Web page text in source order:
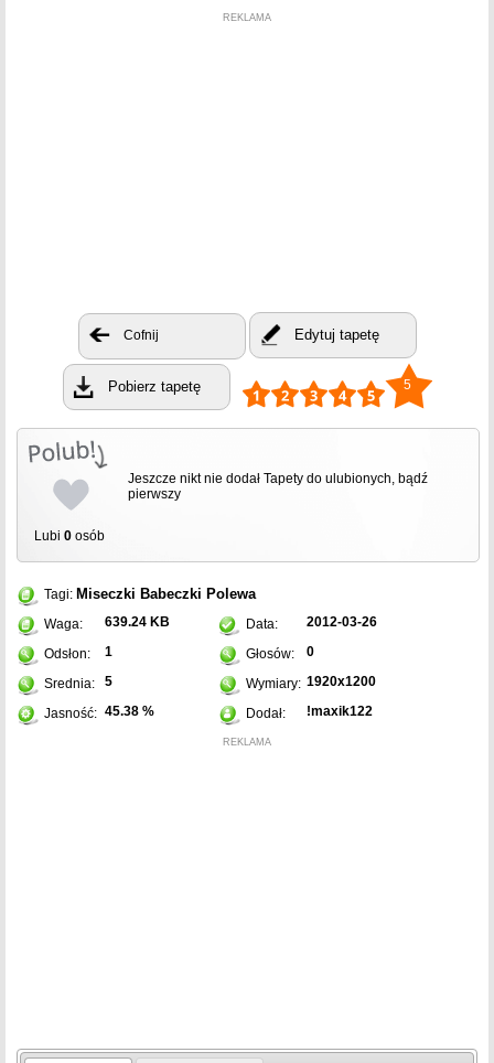
REKLAMA
Cofnij Edytuj tapetę
Pobierz tapetę 5
Lubi 0 osób
Jeszcze nikt nie dodał Tapety do ulubionych, bądź
pierwszy
Tagi: Miseczki Babeczki Polewa
Waga: 639.24 KB Data: 2012-03-26
Odsłon: 1 Głosów: 0
Srednia: 5 Wymiary: 1920x1200
Jasność: 45.38 % Dodał: !maxik122
REKLAMA